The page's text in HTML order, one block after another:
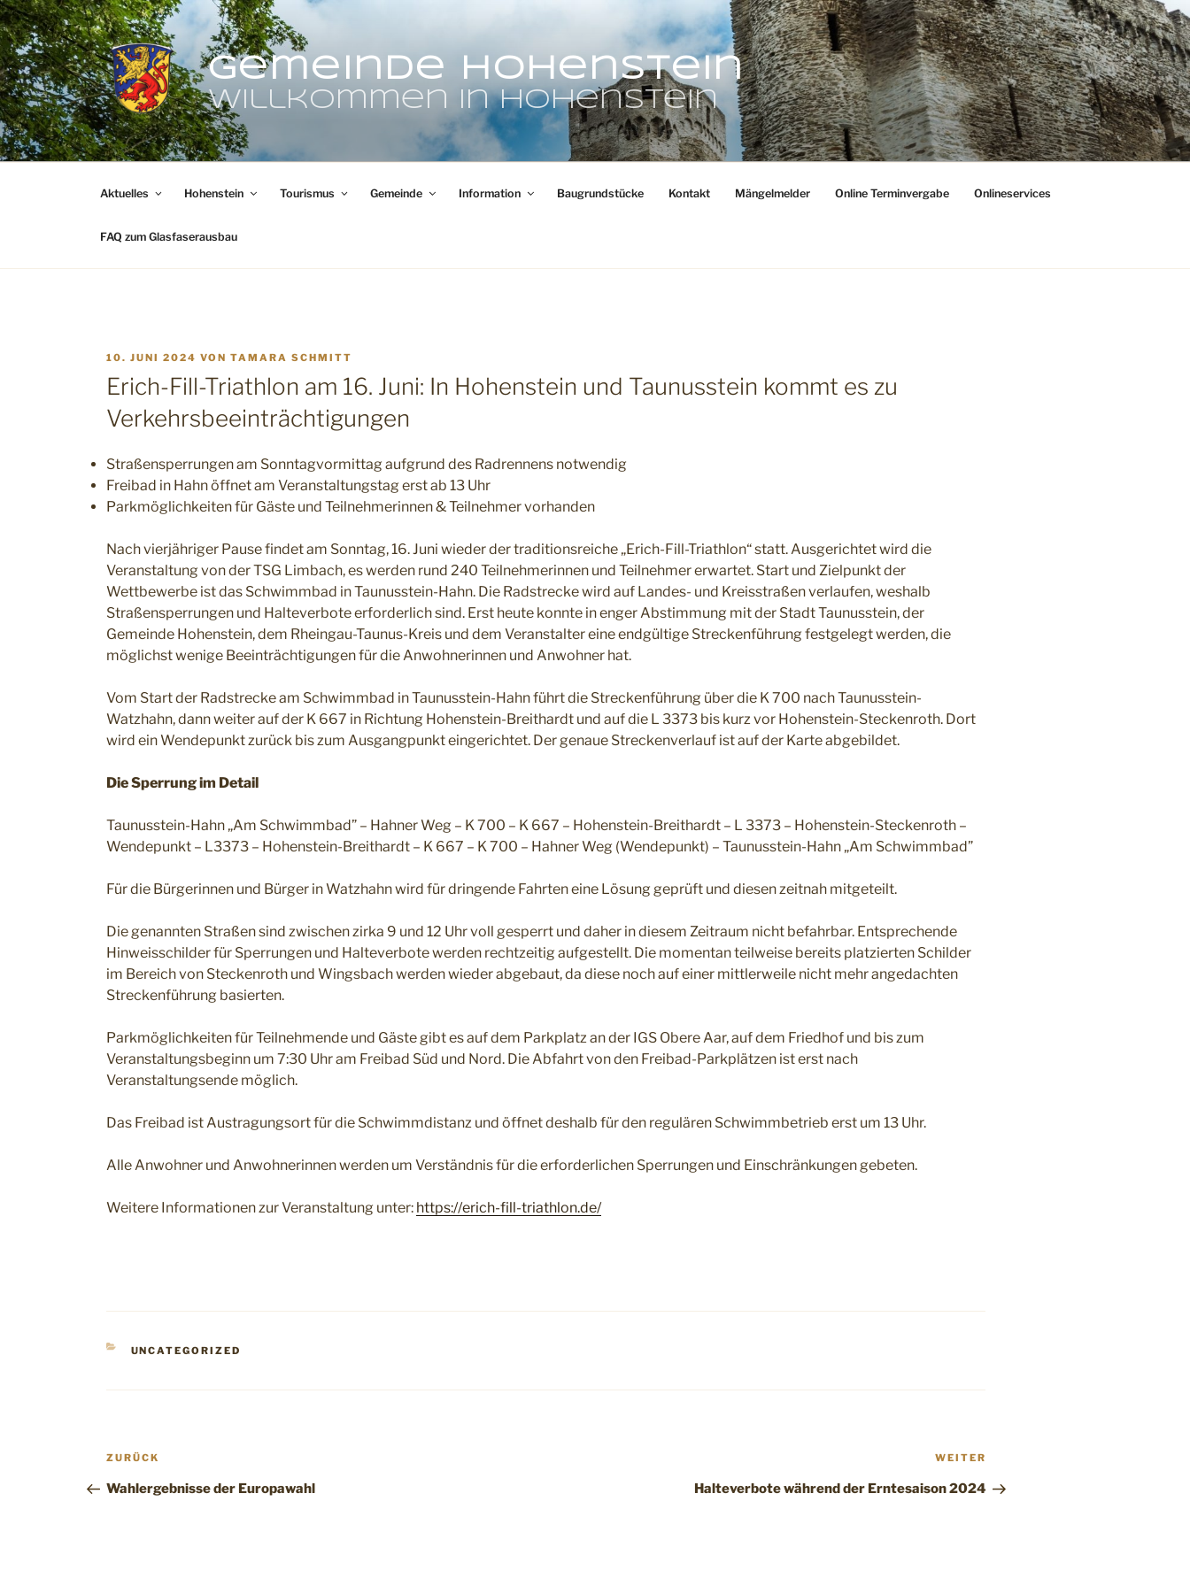
Zum
Inhalt
springen
Gemeinde Hohenstein
Willkommen in Hohenstein
Aktuelles Hohenstein Tourismus Gemeinde Information Baugrundstücke Kontakt Mängelmelder Online Terminvergabe Onlineservices
FAQ zum Glasfaserausbau
VERÖFFENTLICHT
AM
10. JUNI 2024 VON TAMARA SCHMITT
Erich-Fill-Triathlon am 16. Juni: In Hohenstein und Taunusstein kommt es zu
Verkehrsbeeinträchtigungen
Straßensperrungen am Sonntagvormittag aufgrund des Radrennens notwendig
Freibad in Hahn öffnet am Veranstaltungstag erst ab 13 Uhr
Parkmöglichkeiten für Gäste und Teilnehmerinnen & Teilnehmer vorhanden
Nach vierjähriger Pause findet am Sonntag, 16. Juni wieder der traditionsreiche „Erich-Fill-Triathlon“ statt. Ausgerichtet wird die
Veranstaltung von der TSG Limbach, es werden rund 240 Teilnehmerinnen und Teilnehmer erwartet. Start und Zielpunkt der
Wettbewerbe ist das Schwimmbad in Taunusstein-Hahn. Die Radstrecke wird auf Landes- und Kreisstraßen verlaufen, weshalb
Straßensperrungen und Halteverbote erforderlich sind. Erst heute konnte in enger Abstimmung mit der Stadt Taunusstein, der
Gemeinde Hohenstein, dem Rheingau-Taunus-Kreis und dem Veranstalter eine endgültige Streckenführung festgelegt werden, die
möglichst wenige Beeinträchtigungen für die Anwohnerinnen und Anwohner hat.
Vom Start der Radstrecke am Schwimmbad in Taunusstein-Hahn führt die Streckenführung über die K 700 nach Taunusstein-
Watzhahn, dann weiter auf der K 667 in Richtung Hohenstein-Breithardt und auf die L 3373 bis kurz vor Hohenstein-Steckenroth. Dort
wird ein Wendepunkt zurück bis zum Ausgangpunkt eingerichtet. Der genaue Streckenverlauf ist auf der Karte abgebildet.
Die Sperrung im Detail
Taunusstein-Hahn „Am Schwimmbad” – Hahner Weg – K 700 – K 667 – Hohenstein-Breithardt – L 3373 – Hohenstein-Steckenroth –
Wendepunkt – L3373 – Hohenstein-Breithardt – K 667 – K 700 – Hahner Weg (Wendepunkt) – Taunusstein-Hahn „Am Schwimmbad”
Für die Bürgerinnen und Bürger in Watzhahn wird für dringende Fahrten eine Lösung geprüft und diesen zeitnah mitgeteilt.
Die genannten Straßen sind zwischen zirka 9 und 12 Uhr voll gesperrt und daher in diesem Zeitraum nicht befahrbar. Entsprechende
Hinweisschilder für Sperrungen und Halteverbote werden rechtzeitig aufgestellt. Die momentan teilweise bereits platzierten Schilder
im Bereich von Steckenroth und Wingsbach werden wieder abgebaut, da diese noch auf einer mittlerweile nicht mehr angedachten
Streckenführung basierten.
Parkmöglichkeiten für Teilnehmende und Gäste gibt es auf dem Parkplatz an der IGS Obere Aar, auf dem Friedhof und bis zum
Veranstaltungsbeginn um 7:30 Uhr am Freibad Süd und Nord. Die Abfahrt von den Freibad-Parkplätzen ist erst nach
Veranstaltungsende möglich.
Das Freibad ist Austragungsort für die Schwimmdistanz und öffnet deshalb für den regulären Schwimmbetrieb erst um 13 Uhr.
Alle Anwohner und Anwohnerinnen werden um Verständnis für die erforderlichen Sperrungen und Einschränkungen gebeten.
Weitere Informationen zur Veranstaltung unter: https://erich-fill-triathlon.de/
KATEGORIEN
UNCATEGORIZED
Beitragsnavigation
Vorheriger
ZURÜCK
Wahlergebnisse der Europawahl
WEITER
Halteverbote während der Erntesaison 2024